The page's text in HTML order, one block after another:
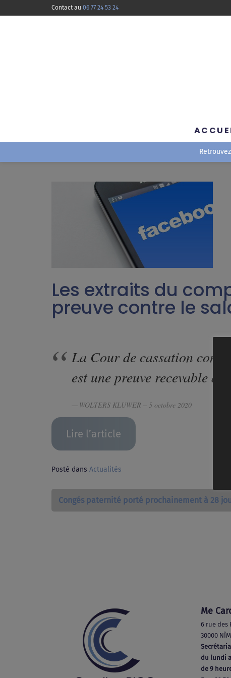
Contact au 06 77 24 53 24
Retrouvez
Les extraits du
preuve contre le
La Cour de cassation
est une preuve recevable
WOLTERS KLUWER – 5 octobre 2020
Lire l’article
Posté dans Actualités
Congés paternité porté prochainement à 28
Me
6 rue des
30000
du lundi
de 9